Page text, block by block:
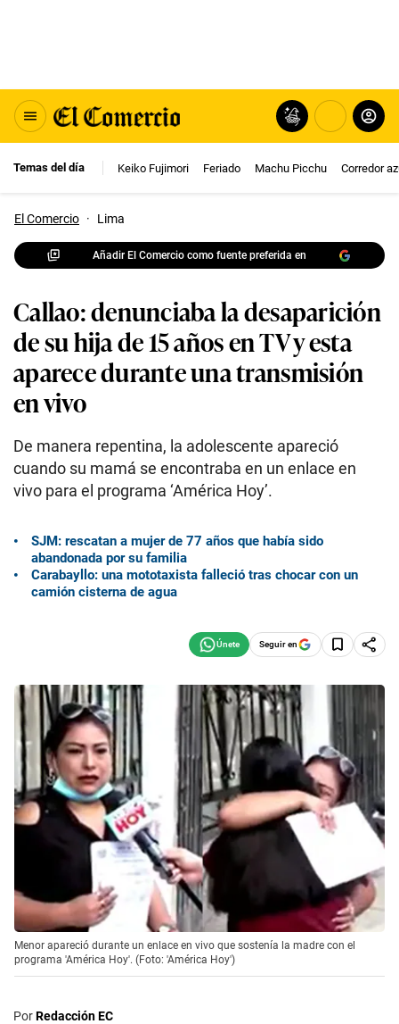
Temas del día Keiko Fujimori Feriado Machu Picchu Corredor
El Comercio · Lima
Añadir El Comercio como fuente preferida en
Callao: denunciaba la desaparición
de su hija de 15 años en TV y esta
aparece durante una transmisión
en vivo
De manera repentina, la adolescente apareció
cuando su mamá se encontraba en un enlace en
vivo para el programa ‘América Hoy’.
SJM: rescatan a mujer de 77 años que había sido
abandonada por su familia
Carabayllo: una mototaxista falleció tras chocar con un
camión cisterna de agua
Seguir en
Menor apareció durante un enlace en vivo que sostenía la madre con el
programa 'América Hoy'. (Foto: 'América Hoy')
PorRedacción EC